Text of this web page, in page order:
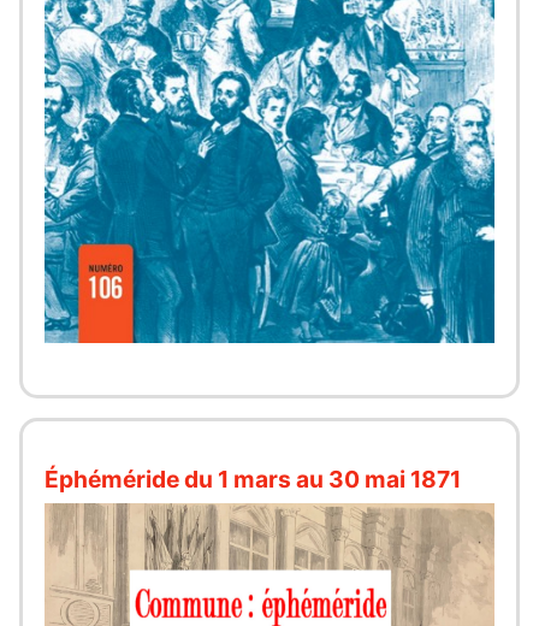
Éphéméride du 1 mars au 30 mai 1871